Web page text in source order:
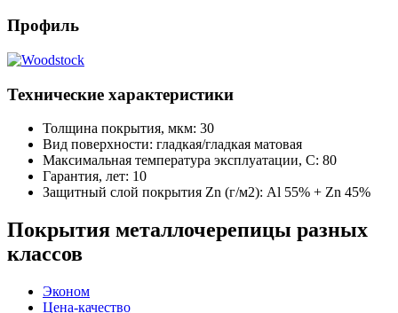
Профиль
Технические характеристики
Толщина покрытия, мкм: 30
Вид поверхности: гладкая/гладкая матовая
Максимальная температура эксплуатации, С: 80
Гарантия, лет: 10
Защитный слой покрытия Zn (г/м2): Аl 55% + Zn 45%
Покрытия металлочерепицы разных
классов
Эконом
Цена-качество